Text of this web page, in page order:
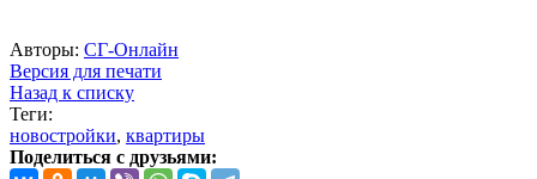
Авторы: СГ-Онлайн
Версия для печати
Назад к списку
Теги:
новостройки, квартиры
Поделиться с друзьями: